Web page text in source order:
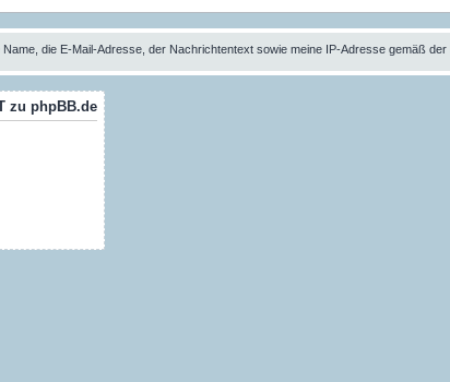
die E-Mail-Adresse, der Nachrichtentext sowie meine IP-Adresse gemäß der
zu phpBB.de